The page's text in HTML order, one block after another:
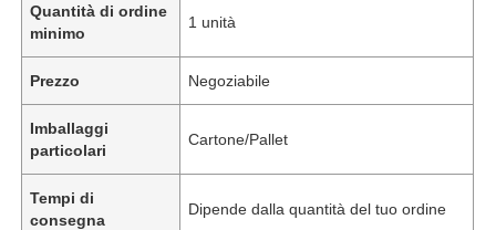
Quantità di ordine
minimo
1 unità
Prezzo Negoziabile
Imballaggi
particolari
Cartone/Pallet
Tempi di
consegna
Dipende dalla quantità del tuo ordine